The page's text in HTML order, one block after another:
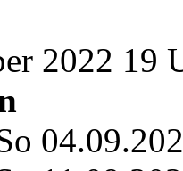
2022 19